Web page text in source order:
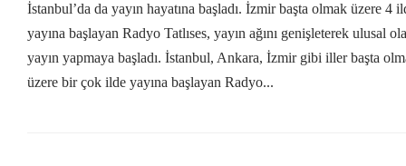
İstanbul’da da yayın hayatına başladı. İzmir başta olmak üzere 4
yayına başlayan Radyo Tatlıses, yayın ağını genişleterek ulusal
yayın yapmaya başladı. İstanbul, Ankara, İzmir gibi iller başta
üzere bir çok ilde yayına başlayan Radyo...